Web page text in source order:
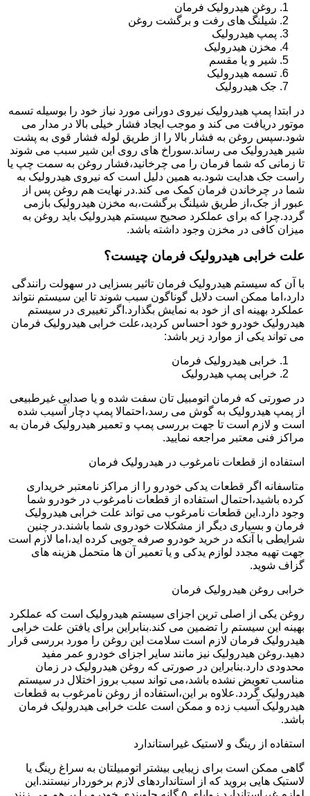
روغن هیدرولیک فرمان
شیلنگ های رفت و برگشت روغن
پمپ هیدرولیک
مخزن هیدرولیک
شیر و یا مقسم
تسمه هیدرولیک
جک هیدرولیک
در ابتدا پمپ هیدرولیک نیروی دورانی مورد نیاز خود را بوسیله تسمه
موتور دریافت می کند و موجب ایجاد فشار خیلی بالا در مدار می
شود.سپس روغن به فشار بالا را از طریق لوله فشار قوی به پشت
شیر هیدرولیک می رساند.سوراخ های روی این شیر سبب می شوند
تا زمانی که شما فرمان را می چرخانید،فشار روغن به سمت چپ یا
راست جک هدایت شود.به همین دلیل است که نیروی هیدرولیک به
شما در چرخاندن فرمان کمک می کند.در نهایت هم روغن پس از
عبور از جک،از طریق شیلنگ برگشت،به مخزن هیدرولیک بازمی
گردد.چرا که برای عملکرد صحیح سیستم هیدرولیک باید روغن به
میزان کافی در مخزن وجود داشته باشد.
علت خرابی هیدرولیک فرمان چیست؟
با آن که سیستم هیدرولیک فرمان تاثیر بسزایی در سهولت رانندگی
دارد،اما ممکن است دلایل گوناگون سبب شوند تا این سیستم نتواند
عملکرد بهینه ای از خود به نمایش بگذارد.اگر تغییری در سیستم
هیدرولیک خودرو خود احساس کردید،علت خرابی هیدرولیک فرمان
می تواند یکی از موارد زیر باشد:
خرابی هیدرولیک فرمان
خرابی پمپ هیدرولیک
در صورتی که فرمان اتومبیل تان سفت شده و یا صدایی غیرطبیعی
از پمپ هیدرولیک به گوش می رسد،احتمالا پمپ دچار آسیب شده
است و لازم است تا جهت بررسی پمپ و تعمیر هیدرولیک فرمان به
مراکز فنی معتبر مراجعه نمایید.
استفاده از قطعات نامرغوب در هیدرولیک فرمان
متاسفانه اگر قطعات یدکی خودرو را از مراکز نامعتبر خریداری
کرده باشید،احتمال استفاده از قطعات نامرغوب در خودرو شما
وجود دارد.این قطعات نامرغوب می تواند علت خرابی هیدرولیک
فرمان و بسیاری دیگر از مشکلات خودروی شما باشند.در چنین
شرایطی با آنکه در خرید خودرو صرفه جویی کرده اید،اما لازم است
جهت تهیه مجدد لوازم یدکی و یا تعمیر آن ها متحمل هزینه های
گزاف شوید.
خرابی روغن هیدرولیک فرمان
روغن یکی از اصلی ترین اجزای سیستم هیدرولیک است که عملکرد
بهینه این سیستم را تضمین می کند.بنابراین برای یافتن علت خرابی
هیدرولیک فرمان لازم است سلامت این روغن را مورد بررسی قرار
دهید.روغن هیدرولیک نیز مانند سایر اجزای خودرو عمر مفید
محدودی دارد.بنابراین در صورتی که روغن هیدرولیک در زمان
مناسب تعویض نشده باشد،می تواند سبب بروز اختلال در سیستم
هیدرولیک گردد.علاوه بر این،استفاده از روغن نامرغوب به قطعات
هیدرولیک آسیب زده و ممکن است علت خرابی هیدرولیک فرمان
باشد.
استفاده از رینگ و لاستیک غیراستاندارد
گاهی ممکن است برای زیبایی بیشتر اتومبیلتان به سراغ رینگ یا
لاستیک هایی بروید که از استانداردهای لازم برخوردار نیستند.این